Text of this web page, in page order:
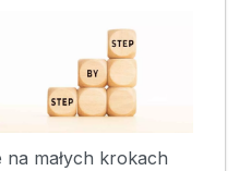
małych krokach